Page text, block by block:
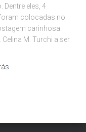
Dentre eles, 4
colocadas no
carinhosa
M. Turchi a ser